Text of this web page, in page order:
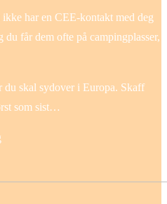
har en CEE-kontakt med deg
får dem ofte på campingplasser,
skal sydover i Europa. Skaff
som sist…